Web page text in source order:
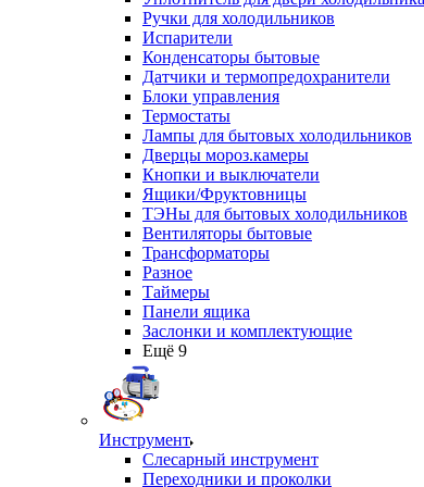
Ручки для холодильников
Испарители
Конденсаторы бытовые
Датчики и термопредохранители
Блоки управления
Термостаты
Лампы для бытовых холодильников
Дверцы мороз.камеры
Кнопки и выключатели
Ящики/Фруктовницы
ТЭНы для бытовых холодильников
Вентиляторы бытовые
Трансформаторы
Разное
Таймеры
Панели ящика
Заслонки и комплектующие
Ещё 9
Инструмент
Слесарный инструмент
Переходники и проколки